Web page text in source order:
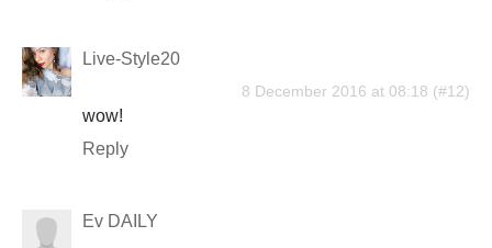
Live-Style20
8 December 2016 at 08:18
wow!
Reply
Ev DAILY